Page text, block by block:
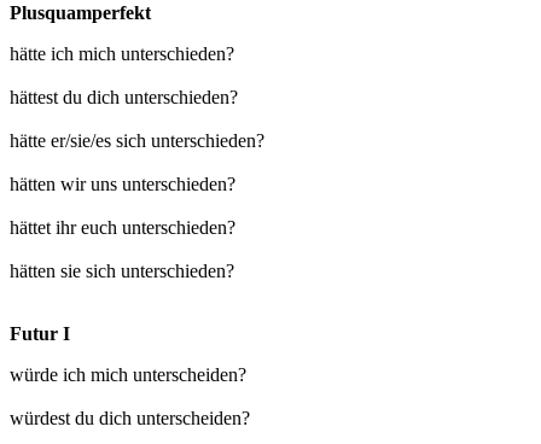
Plusquamperfekt
hätte ich mich unterschieden?
hättest du dich unterschieden?
hätte er/sie/es sich unterschieden?
hätten wir uns unterschieden?
hättet ihr euch unterschieden?
hätten sie sich unterschieden?
Futur I
würde ich mich unterscheiden?
würdest du dich unterscheiden?